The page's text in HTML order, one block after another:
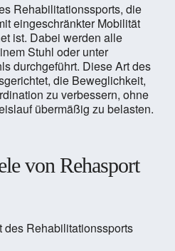
Rehabilitationssports, die
eingeschränkter Mobilität
ist. Dabei werden alle
Stuhl oder unter
durchgeführt. Diese Art des
die Beweglichkeit,
zu verbessern, ohne
übermäßig zu belasten.
von Rehasport
Rehabilitationssports